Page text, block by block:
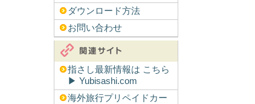
ダウンロード方法
お問い合わせ
指さし最新情報は こちら
▶︎ Yubisashi.com
海外旅行プリペイドカー